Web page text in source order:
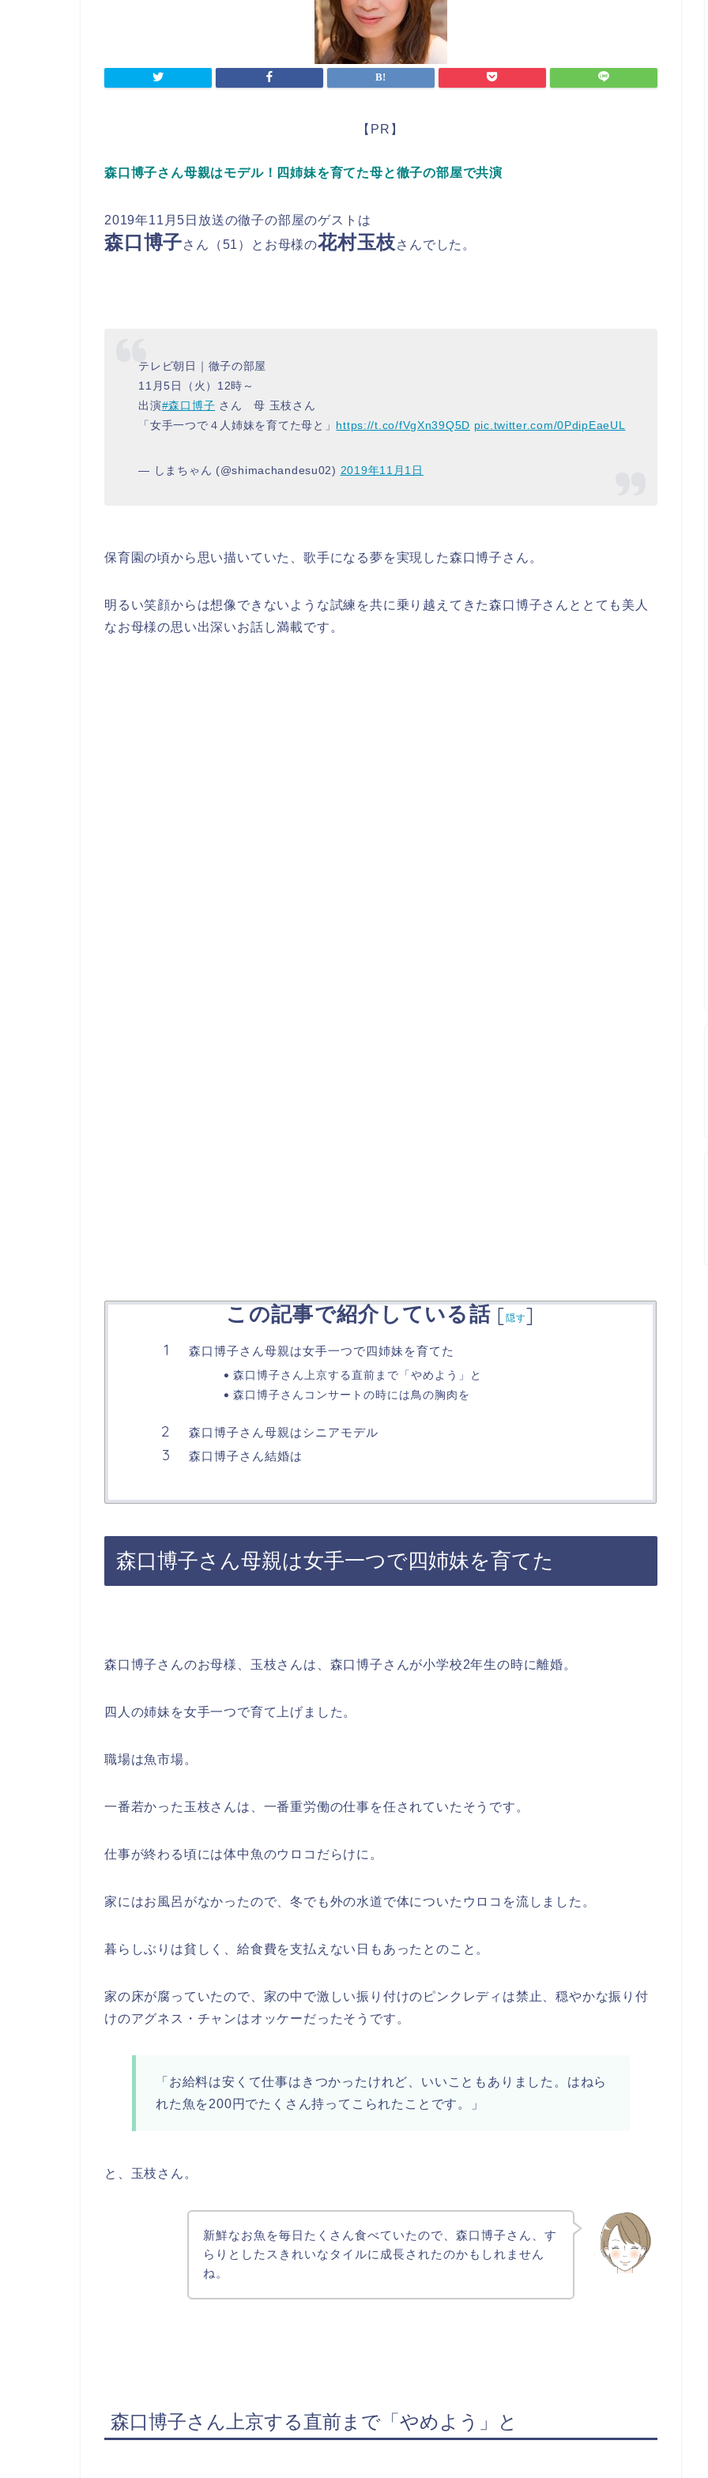
【PR】
森口博子さん母親はモデル！四姉妹を育てた母と徹子の部屋で共演
2019年11月5日放送の徹子の部屋のゲストは
森口博子さん（51）とお母様の花村玉枝さんでした。
テレビ朝日｜徹子の部屋
11月5日（火）12時～
出演#森口博子 さん 母 玉枝さん
「女手一つで４人姉妹を育てた母と」 https://t.co/fVgXn39Q5D pic.twitter.com/0PdipEaeUL
— しまちゃん (@shimachandesu02) 2019年11月1日
保育園の頃から思い描いていた、歌手になる夢を実現した森口博子さん。
明るい笑顔からは想像できないような試練を共に乗り越えてきた森口博子さんととても美人
なお母様の思い出深いお話し満載です。
この記事で紹介している話 [隠す]
森口博子さん母親は女手一つで四姉妹を育てた
森口博子さん上京する直前まで「やめよう」と
森口博子さんコンサートの時には鳥の胸肉を
森口博子さん母親はシニアモデル
森口博子さん結婚は
森口博子さん母親は女手一つで四姉妹を育てた
森口博子さんのお母様、玉枝さんは、森口博子さんが小学校2年生の時に離婚。
四人の姉妹を女手一つで育て上げました。
職場は魚市場。
一番若かった玉枝さんは、一番重労働の仕事を任されていたそうです。
仕事が終わる頃には体中魚のウロコだらけに。
家にはお風呂がなかったので、冬でも外の水道で体についたウロコを流しました。
暮らしぶりは貧しく、給食費を支払えない日もあったとのこと。
家の床が腐っていたので、家の中で激しい振り付けのピンクレディは禁止、穏やかな振り付
けのアグネス・チャンはオッケーだったそうです。
「お給料は安くて仕事はきつかったけれど、いいこともありました。はねら
れた魚を200円でたくさん持ってこられたことです。」
と、玉枝さん。
新鮮なお魚を毎日たくさん食べていたので、森口博子さん、す
らりとしたスきれいなタイルに成長されたのかもしれません
ね。
森口博子さん上京する直前まで「やめよう」と